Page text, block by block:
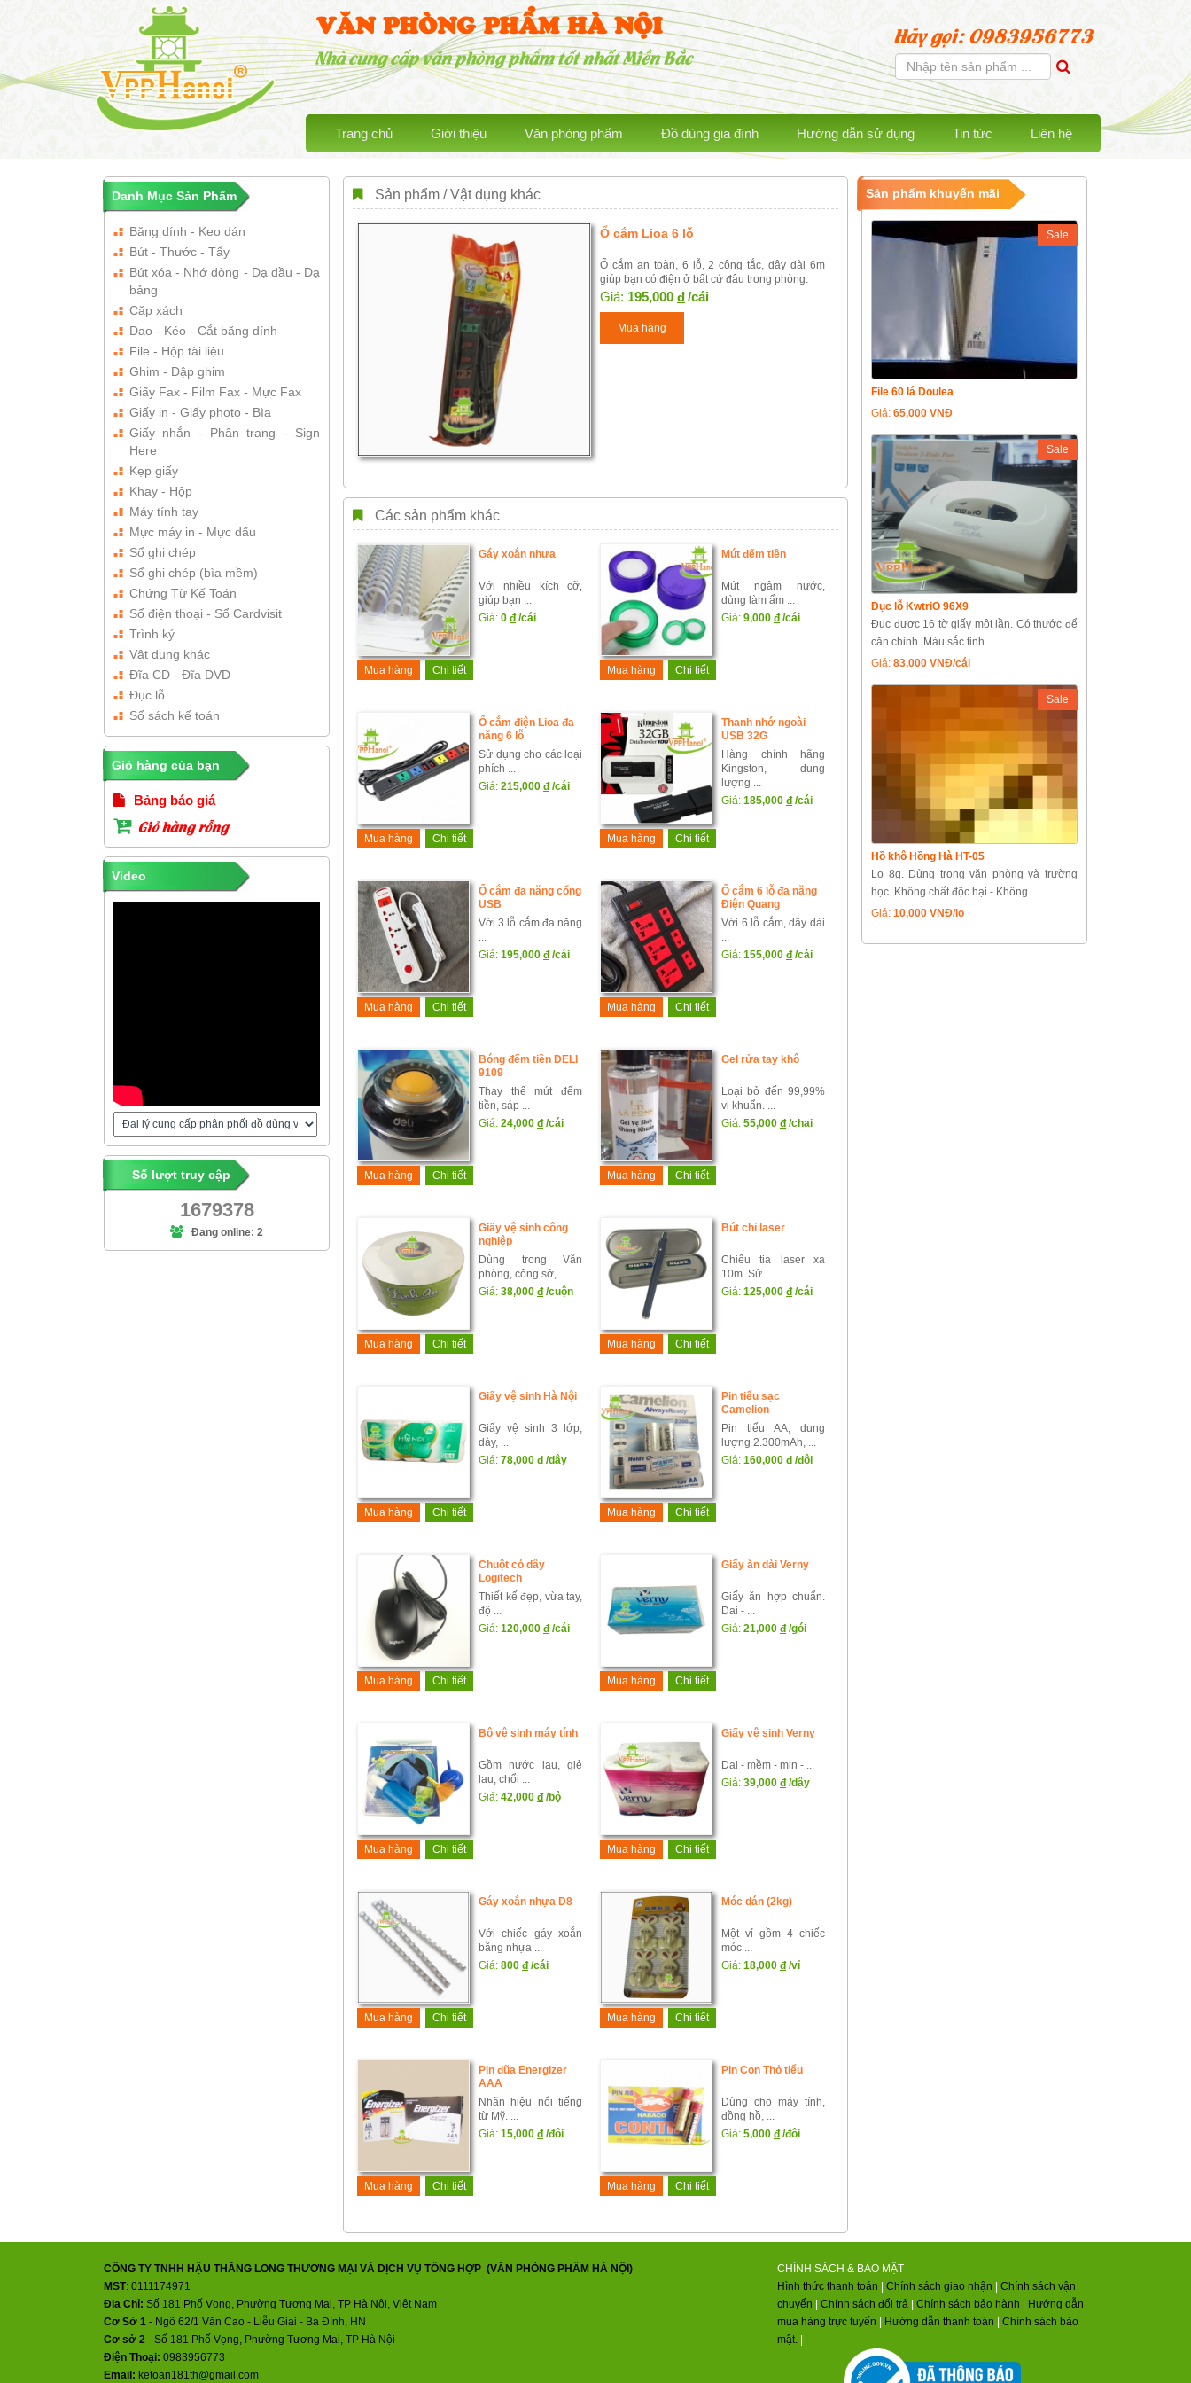
VĂN PHÒNG PHẨM HÀ NỘI
Nhà cung cấp văn phòng phẩm tốt nhất Miền Bắc
Hãy gọi: 0983956773
Trang chủ Giới thiệu Văn phòng phẩm Đồ dùng gia đình Hướng dẫn sử dụng Tin tức Liên hệ
Danh Mục Sản Phẩm
Băng dính - Keo dán
Bút - Thước - Tẩy
Bút xóa - Nhớ dòng - Dạ dầu - Dạ
bảng
Cặp xách
Dao - Kéo - Cắt băng dính
File - Hộp tài liệu
Ghim - Dập ghim
Giấy Fax - Film Fax - Mực Fax
Giấy in - Giấy photo - Bìa
Giấy nhắn - Phân trang - Sign
Here
Kẹp giấy
Khay - Hộp
Máy tính tay
Mực máy in - Mực dấu
Sổ ghi chép
Sổ ghi chép (bìa mềm)
Chứng Từ Kế Toán
Sổ điện thoại - Sổ Cardvisit
Trình ký
Vật dụng khác
Đĩa CD - Đĩa DVD
Đục lỗ
Sổ sách kế toán
Giỏ hàng của bạn
Bảng báo giá
Giỏ hàng rỗng
Video
Số lượt truy cập
1679378
Đang online: 2
Sản phẩm / Vật dụng khác
Ổ cắm Lioa 6 lỗ
Ổ cắm an toàn, 6 lỗ, 2 công tắc, dây dài 6m
giúp bạn có điện ở bất cứ đâu trong phòng.
Giá: 195,000 đ/cái
Mua hàng
Các sản phẩm khác
Gáy xoắn nhựa
Với nhiều kích cỡ,
giúp bạn ...
Giá: 0 đ /cái
Mua hàng Chi tiết
Mút đếm tiền
Mút ngâm nước,
dùng làm ẩm ...
Giá: 9,000 đ /cái
Mua hàng Chi tiết
Ổ cắm điện Lioa đa
năng 6 lỗ
Sử dụng cho các loại
phích ...
Giá: 215,000 đ /cái
Mua hàng Chi tiết
Thanh nhớ ngoài
USB 32G
Hàng chính hãng
Kingston, dung
lượng ...
Giá: 185,000 đ /cái
Mua hàng Chi tiết
Ổ cắm đa năng cổng
USB
Với 3 lỗ cắm đa năng
...
Giá: 195,000 đ /cái
Mua hàng Chi tiết
Ổ cắm 6 lỗ đa năng
Điện Quang
Với 6 lỗ cắm, dây dài
...
Giá: 155,000 đ /cái
Mua hàng Chi tiết
Bóng đếm tiền DELI
9109
Thay thế mút đếm
tiền, sáp ...
Giá: 24,000 đ /cái
Mua hàng Chi tiết
Gel rửa tay khô
Loại bỏ đến 99,99%
vi khuẩn. ...
Giá: 55,000 đ /chai
Mua hàng Chi tiết
Giấy vệ sinh công
nghiệp
Dùng trong Văn
phòng, công sở, ...
Giá: 38,000 đ /cuộn
Mua hàng Chi tiết
Bút chỉ laser
Chiếu tia laser xa
10m. Sử ...
Giá: 125,000 đ /cái
Mua hàng Chi tiết
Giấy vệ sinh Hà Nội
Giấy vệ sinh 3 lớp,
dày, ...
Giá: 78,000 đ /dây
Mua hàng Chi tiết
Pin tiểu sạc
Camelion
Pin tiểu AA, dung
lượng 2.300mAh, ...
Giá: 160,000 đ /đôi
Mua hàng Chi tiết
Chuột có dây
Logitech
Thiết kế đẹp, vừa tay,
độ ...
Giá: 120,000 đ /cái
Mua hàng Chi tiết
Giấy ăn dài Verny
Giấy ăn hợp chuẩn.
Dai - ...
Giá: 21,000 đ /gói
Mua hàng Chi tiết
Bộ vệ sinh máy tính
Gồm nước lau, giẻ
lau, chổi ...
Giá: 42,000 đ /bộ
Mua hàng Chi tiết
Giấy vệ sinh Verny
Dai - mềm - mịn - ...
Giá: 39,000 đ /dây
Mua hàng Chi tiết
Gáy xoắn nhựa D8
Với chiếc gáy xoắn
bằng nhựa ...
Giá: 800 đ /cái
Mua hàng Chi tiết
Móc dán (2kg)
Một vỉ gồm 4 chiếc
móc ...
Giá: 18,000 đ /vỉ
Mua hàng Chi tiết
Pin đũa Energizer
AAA
Nhãn hiệu nổi tiếng
từ Mỹ. ...
Giá: 15,000 đ /đôi
Mua hàng Chi tiết
Pin Con Thỏ tiểu
Dùng cho máy tính,
đồng hồ, ...
Giá: 5,000 đ /đôi
Mua hàng Chi tiết
Sản phẩm khuyến mãi
Sale
File 60 lá Doulea
Giá: 65,000 VNĐ
Sale
Đục lỗ KwtriO 96X9
Đục được 16 tờ giấy một lần. Có thước để
căn chỉnh. Màu sắc tinh ...
Giá: 83,000 VNĐ/cái
Sale
Hồ khô Hồng Hà HT-05
Lọ 8g. Dùng trong văn phòng và trường
học. Không chất độc hại - Không ...
Giá: 10,000 VNĐ/lọ
CÔNG TY TNHH HẬU THĂNG LONG THƯƠNG MẠI VÀ DỊCH VỤ TỔNG HỢP (VĂN PHÒNG PHẨM HÀ NỘI)
MST: 0111174971
Địa Chỉ: Số 181 Phố Vọng, Phường Tương Mai, TP Hà Nội, Việt Nam
Cơ Sở 1 - Ngõ 62/1 Văn Cao - Liễu Giai - Ba Đình, HN
Cơ sở 2 - Số 181 Phố Vọng, Phường Tương Mai, TP Hà Nội
Điện Thoại: 0983956773
Email: ketoan181th@gmail.com
CHÍNH SÁCH & BẢO MẬT
Hình thức thanh toán
Chính sách giao nhận
Chính sách vận
chuyển
Chính sách đổi trả Chính sách bảo hành
Hướng dẫn
mua hàng trực tuyến
Hướng dẫn thanh toán
Chính sách bảo
mật.